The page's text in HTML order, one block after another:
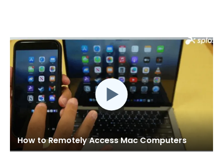
How to Remotely Access Mac Computers